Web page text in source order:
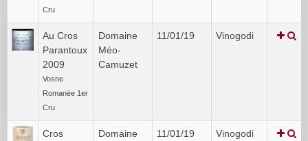
Cru
Au Cros
Parantoux
2009
Vosne
Romanée 1er
Cru
Domaine
Méo-
Camuzet
11/01/19 Vinogodi
Cros
Domaine
11/01/19 Vinogodi